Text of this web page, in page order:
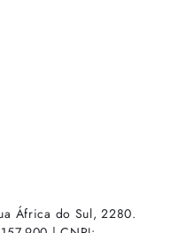
África do Sul, 2280.